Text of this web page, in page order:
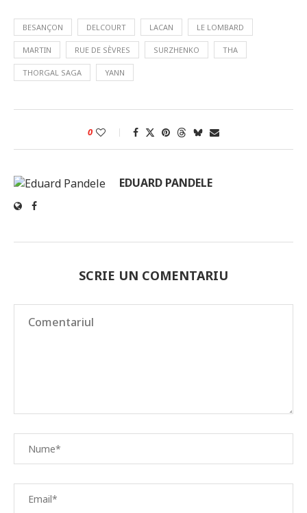
BESANÇON DELCOURT LACAN LE LOMBARD
MARTIN RUE DE SÈVRES SURZHENKO THA
THORGAL SAGA YANN
0
EDUARD PANDELE
SCRIE UN COMENTARIU